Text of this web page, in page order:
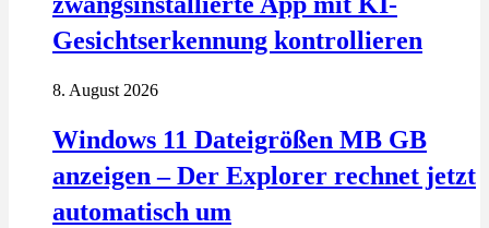
Gesichtserkennung kontrollieren
8. August 2026
Windows 11 Dateigrößen MB GB
anzeigen – Der Explorer rechnet jetzt
automatisch um